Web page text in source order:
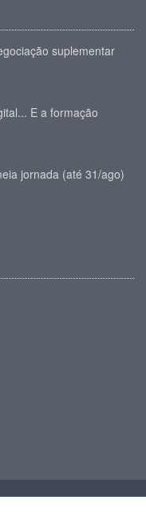
suplementar
E a formação
jornada (até 31/ago)